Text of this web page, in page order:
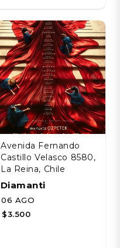
Avenida Fernando
Castillo Velasco 8580,
La Reina, Chile
Diamanti
06 AGO
$3.500